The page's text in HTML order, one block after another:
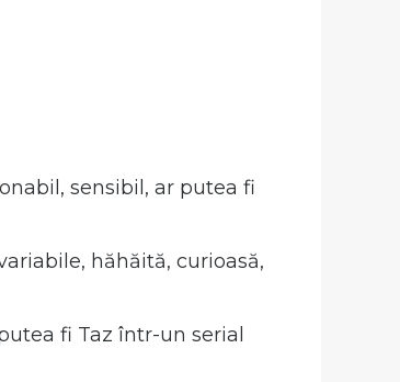
sensibil, ar putea fi
hăhăită, curioasă,
fi Taz într-un serial